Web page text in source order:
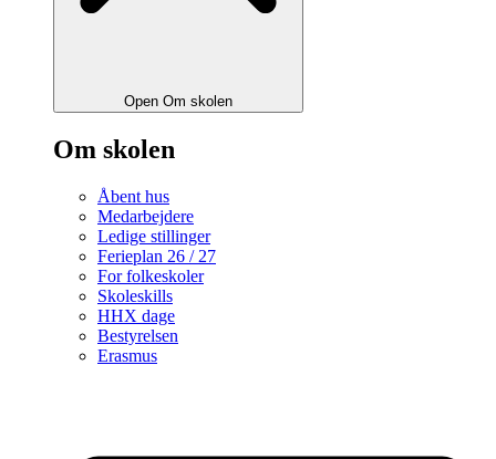
Open Om skolen
Om skolen
Åbent hus
Medarbejdere
Ledige stillinger
Ferieplan 26 / 27
For folkeskoler
Skoleskills
HHX dage
Bestyrelsen
Erasmus